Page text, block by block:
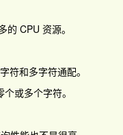
CPU 资源。
符和多字符通配。
或多个字符。